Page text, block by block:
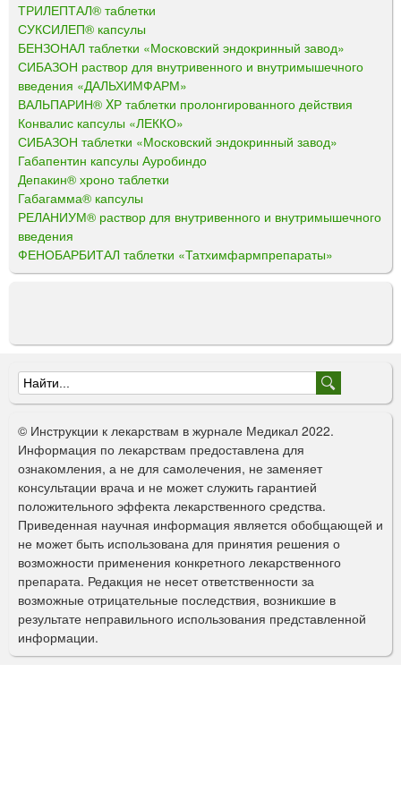
ТРИЛЕПТАЛ® таблетки
СУКСИЛЕП® капсулы
БЕНЗОНАЛ таблетки «Московский эндокринный завод»
СИБАЗОН раствор для внутривенного и внутримышечного
введения «ДАЛЬХИМФАРМ»
ВАЛЬПАРИН® XР таблетки пролонгированного действия
Конвалис капсулы «ЛЕККО»
СИБАЗОН таблетки «Московский эндокринный завод»
Габапентин капсулы Ауробиндо
Депакин® хроно таблетки
Габагамма® капсулы
РЕЛАНИУМ® раствор для внутривенного и внутримышечного
введения
ФЕНОБАРБИТАЛ таблетки «Татхимфармпрепараты»
Ф
о
р
м
а
п
о
и
с
к
© Инструкции к лекарствам в журнале Медикал 2022.
Информация по лекарствам предоставлена для
ознакомления, а не для самолечения, не заменяет
консультации врача и не может служить гарантией
положительного эффекта лекарственного средства.
Приведенная научная информация является обобщающей и
не может быть использована для принятия решения о
возможности применения конкретного лекарственного
препарата. Редакция не несет ответственности за
возможные отрицательные последствия, возникшие в
результате неправильного использования представленной
информации.